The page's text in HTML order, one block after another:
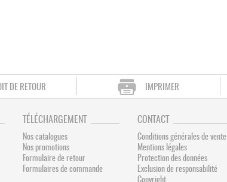
DE RETOUR IMPRIMER
TÉLÉCHARGEMENT
Nos catalogues
Nos promotions
Formulaire de retour
Formulaires de commande
CONTACT
Conditions générales de vente
Mentions légales
Protection des données
Exclusion de responsabilité
Copyright